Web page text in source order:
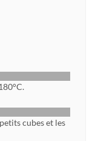
cubes et les